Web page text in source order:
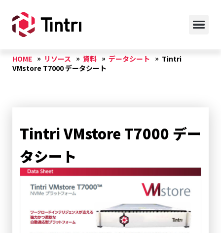
HOME リソース 資料 データシート
Tintri
VMstore T7000 データシート
Tintri VMstore T7000 デー
タシート